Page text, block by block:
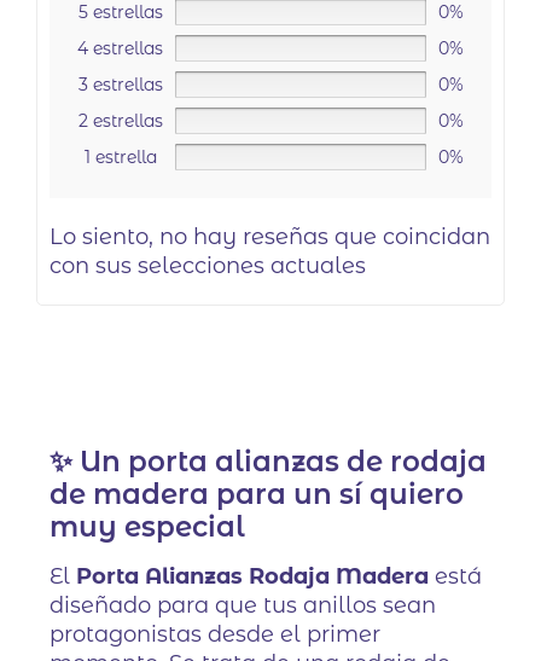
5 estrellas
0%
4 estrellas
0%
3 estrellas
0%
2 estrellas
0%
1 estrella
0%
Lo siento, no hay reseñas que coincidan
con sus selecciones actuales
✨ Un porta alianzas de rodaja
de madera para un sí quiero
muy especial
El Porta Alianzas Rodaja Madera está
diseñado para que tus anillos sean
protagonistas desde el primer